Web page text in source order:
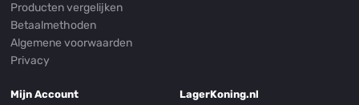
Producten vergelijken
Betaalmethoden
Algemene voorwaarden
Privacy
Mijn Account LagerKoning.nl